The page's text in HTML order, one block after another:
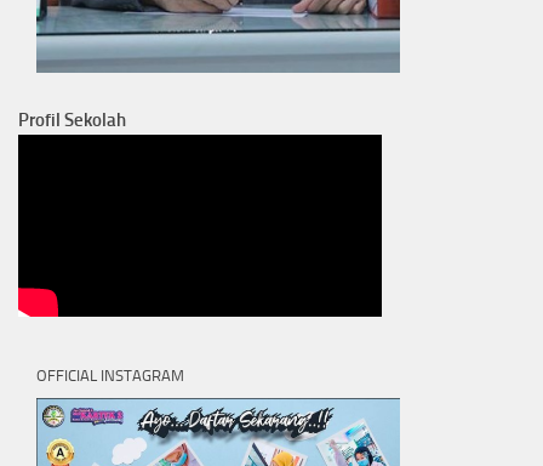
Profil Sekolah
OFFICIAL INSTAGRAM